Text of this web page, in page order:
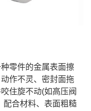
零件的金属表面擦
作不灵、密封面拖
住旋不动(如高压阀
配合材料、表面粗糙